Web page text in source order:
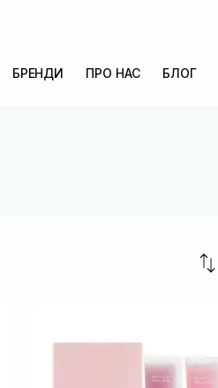
БРЕНДИ ПРО НАС БЛОГ